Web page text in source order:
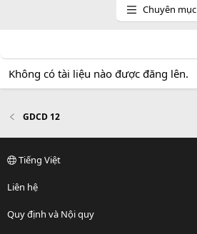
Chuyên mục
Không có tài liệu nào được đăng lên.
GDCD 12
Tiếng Việt
Liên hệ
Quy định và Nội quy